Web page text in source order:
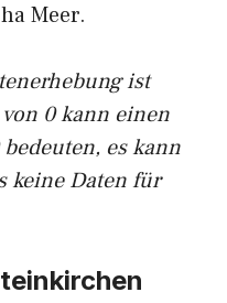
Meer.
ist
0 kann einen
es kann
keine Daten für